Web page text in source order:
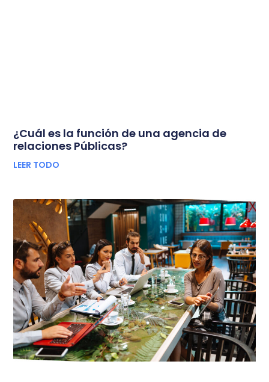
¿Cuál es la función de una agencia de
relaciones Públicas?
LEER TODO